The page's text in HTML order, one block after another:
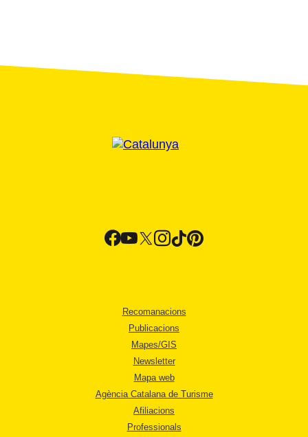
Recomanacions
Publicacions
Mapes/GIS
Newsletter
Mapa web
Agència Catalana de Turisme
Afiliacions
Professionals